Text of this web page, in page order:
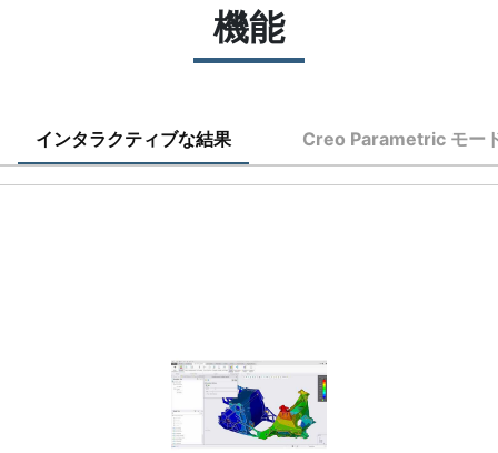
機能
インタラクティブな結果 Creo Parametric モー